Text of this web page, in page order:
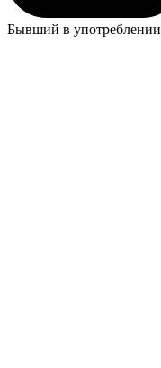
Бывший в употреблении